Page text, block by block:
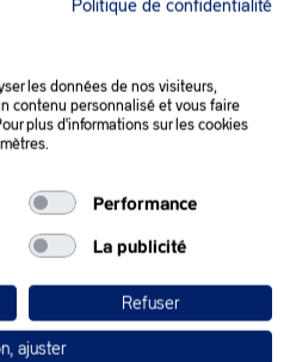
T-IL
:
en légère hausse mardi, après
jours, profitant des espoirs
Politique de confidentialité
les données de nos visiteurs,
contenu personnalisé et vous faire
plus d'informations sur les cookies
Performance
La publicité
Refuser
ajuster